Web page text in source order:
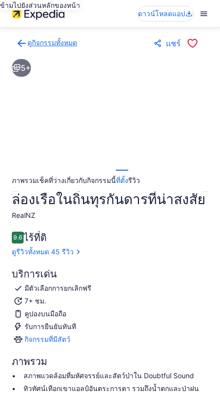
ข้ามไปยังส่วนหลักของหน้า
ดาวน์โหลดแอป
ดูกิจกรรมทั้งหมด
ไป
ยัง
หน้า
แชร์
5+
ภาพรวมเช็คที่ว่างเกี่ยวกับกิจกรรมนี้ที่ตั้งรีวิว
ล่องเรือในถิ่นทุรกันดารที่น่าสงสัย
RealNZ​
9.69.6 จาก 10
ไร้ที่ติ
ดูรีวิวทั้งหมด 45 รีวิว
บริการเด่น
มีตัวเลือกการยกเลิกฟรี
7+ ชม.
คูปองบนมือถือ
รับการยืนยันทันที
กิจกรรมที่มีสัตว์
กิจกรรม
มี
ภาพรวม
สภาพแวดล้อมที่มหัศจรรย์และสัตว์ป่าใน Doubtful Sound
ทิวทัศน์เทือกเขาแอลป์อันตระการตา รวมถึงน้ำตกและป่าฝน